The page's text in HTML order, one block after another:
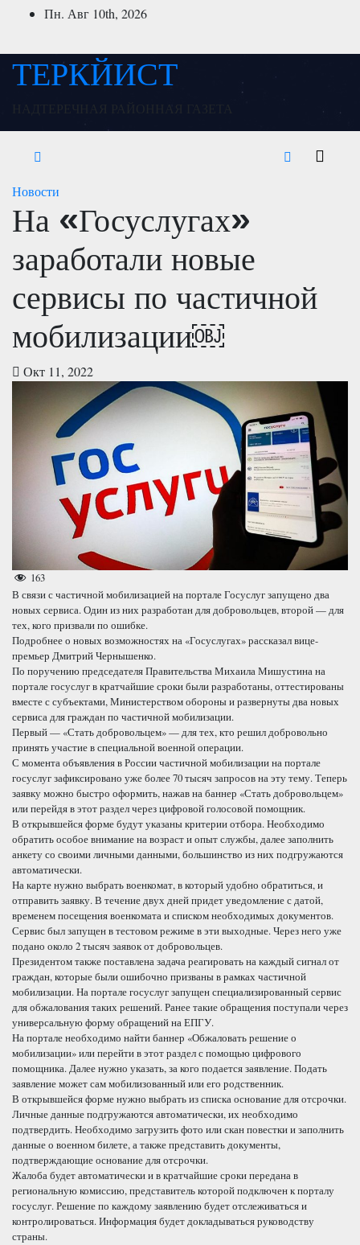
ПерейтиПн. Авг 10th, 2026
ТЕРКЙИСТ
Новости
На «Госуслугах»
заработали новые
сервисы по частичной
мобилизации￼
Окт 11, 2022
163
В связи с частичной мобилизацией на портале Госуслуг запущено два
новых сервиса. Один из них разработан для добровольцев, второй — для
тех, кого призвали по ошибке.
Подробнее о новых возможностях на «Госуслугах» рассказал вице-
премьер Дмитрий Чернышенко.
По поручению председателя Правительства Михаила Мишустина на
портале госуслуг в кратчайшие сроки были разработаны, оттестированы
вместе с субъектами, Министерством обороны и развернуты два новых
сервиса для граждан по частичной мобилизации.
Первый — «Стать добровольцем» — для тех, кто решил добровольно
принять участие в специальной военной операции.
С момента объявления в России частичной мобилизации на портале
госуслуг зафиксировано уже более 70 тысяч запросов на эту тему. Теперь
заявку можно быстро оформить, нажав на баннер «Стать добровольцем»
или перейдя в этот раздел через цифровой голосовой помощник.
В открывшейся форме будут указаны критерии отбора. Необходимо
обратить особое внимание на возраст и опыт службы, далее заполнить
анкету со своими личными данными, большинство из них подгружаются
автоматически.
На карте нужно выбрать военкомат, в который удобно обратиться, и
отправить заявку. В течение двух дней придет уведомление с датой,
временем посещения военкомата и списком необходимых документов.
Сервис был запущен в тестовом режиме в эти выходные. Через него уже
подано около 2 тысяч заявок от добровольцев.
Президентом также поставлена задача реагировать на каждый сигнал от
граждан, которые были ошибочно призваны в рамках частичной
мобилизации. На портале госуслуг запущен специализированный сервис
для обжалования таких решений. Ранее такие обращения поступали через
универсальную форму обращений на ЕПГУ.
На портале необходимо найти баннер «Обжаловать решение о
мобилизации» или перейти в этот раздел с помощью цифрового
помощника. Далее нужно указать, за кого подается заявление. Подать
заявление может сам мобилизованный или его родственник.
В открывшейся форме нужно выбрать из списка основание для отсрочки.
Личные данные подгружаются автоматически, их необходимо
подтвердить. Необходимо загрузить фото или скан повестки и заполнить
данные о военном билете, а также представить документы,
подтверждающие основание для отсрочки.
Жалоба будет автоматически и в кратчайшие сроки передана в
региональную комиссию, представитель которой подключен к порталу
госуслуг. Решение по каждому заявлению будет отслеживаться и
контролироваться. Информация будет докладываться руководству
страны.